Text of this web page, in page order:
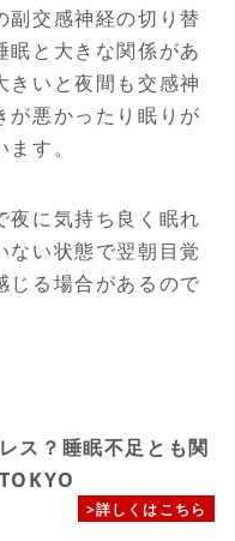
副交感神経の切り替
眠と大きな関係があ
きいと夜間も交感神
が悪かったり眠りが
す。
夜に気持ち良く眠れ
い状態で翌朝目覚
じる場合があるので
ス？睡眠不足とも関
>詳しくはこちら